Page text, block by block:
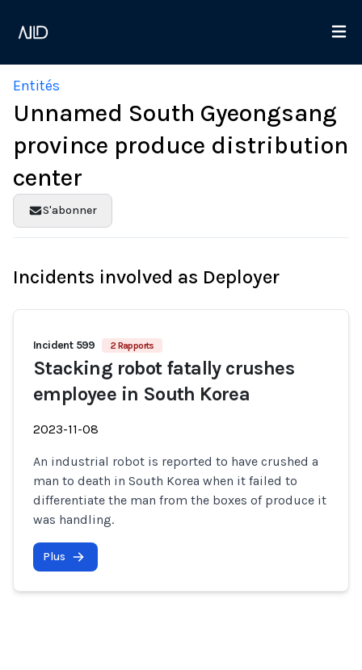
Entités
Unnamed South Gyeongsang
province produce distribution
center
S'abonner
Incidents involved as Deployer
Incident 599 2 Rapports
Stacking robot fatally crushes
employee in South Korea
2023-11-08
An industrial robot is reported to have crushed a
man to death in South Korea when it failed to
differentiate the man from the boxes of produce it
was handling.
Plus